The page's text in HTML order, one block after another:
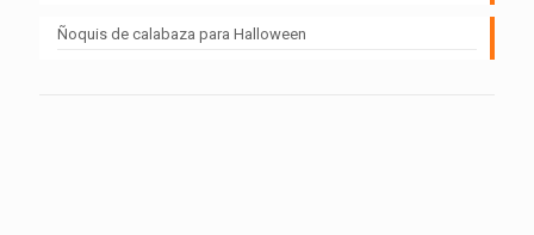
Ñoquis de calabaza para Halloween